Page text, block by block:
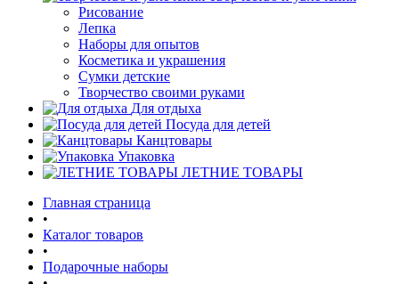
Рисование
Лепка
Наборы для опытов
Косметика и украшения
Сумки детские
Творчество своими руками
Для отдыха
Посуда для детей
Канцтовары
Упаковка
ЛЕТНИЕ ТОВАРЫ
Главная страница
•
Каталог товаров
•
Подарочные наборы